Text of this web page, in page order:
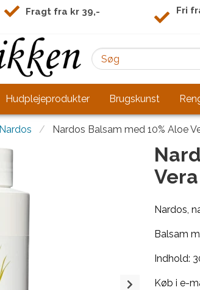
Fragt fra kr 39,-
Fri
Hudplejeprodukter Brugskunst
Nardos Nardos Balsam med 10% Aloe
Vera
Nardos,
Balsam
Indhold:
Køb i e-